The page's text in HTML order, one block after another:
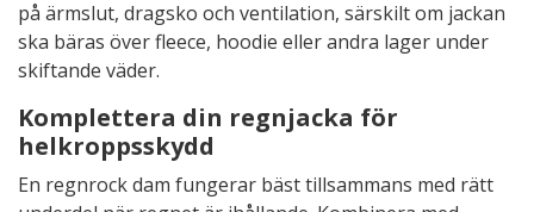
på ärmslut, dragsko och ventilation, särskilt om jackan
ska bäras över fleece, hoodie eller andra lager under
skiftande väder.
Komplettera din regnjacka för
helkroppsskydd
En regnrock dam fungerar bäst tillsammans med rätt